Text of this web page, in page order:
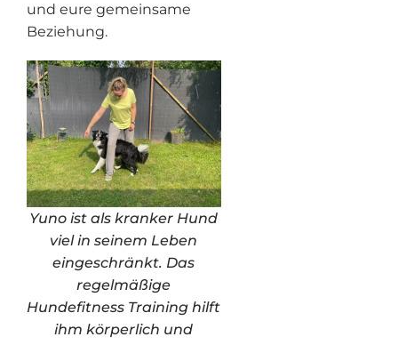
und eure gemeinsame
Beziehung.
Yuno ist als kranker Hund
viel in seinem Leben
eingeschränkt. Das
regelmäßige
Hundefitness Training hilft
ihm körperlich und